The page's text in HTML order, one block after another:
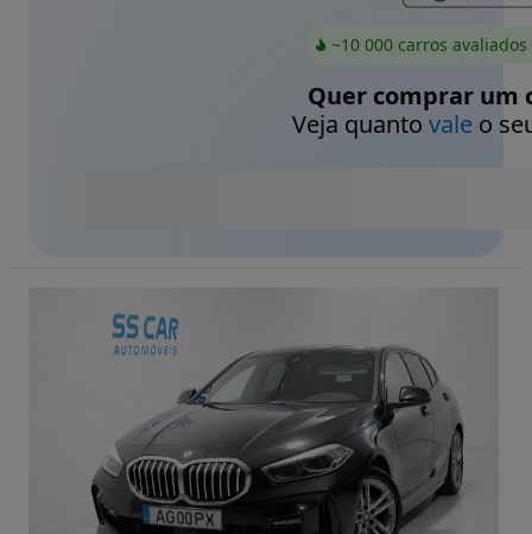
~10 000 carros
Quer comprar um
Veja quanto valeo